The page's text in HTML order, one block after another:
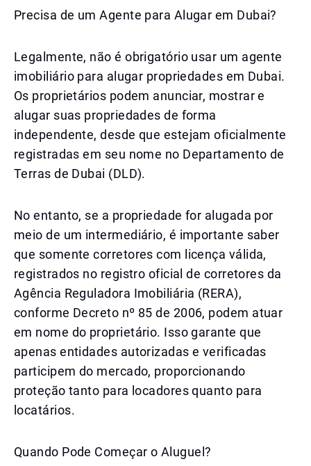
Precisa de um Agente para Alugar em Dubai?
Legalmente, não é obrigatório usar um agente
imobiliário para alugar propriedades em Dubai.
Os proprietários podem anunciar, mostrar e
alugar suas propriedades de forma
independente, desde que estejam oficialmente
registradas em seu nome no Departamento de
Terras de Dubai (DLD).
No entanto, se a propriedade for alugada por
meio de um intermediário, é importante saber
que somente corretores com licença válida,
registrados no registro oficial de corretores da
Agência Reguladora Imobiliária (RERA),
conforme Decreto nº 85 de 2006, podem atuar
em nome do proprietário. Isso garante que
apenas entidades autorizadas e verificadas
participem do mercado, proporcionando
proteção tanto para locadores quanto para
locatários.
Quando Pode Começar o Aluguel?